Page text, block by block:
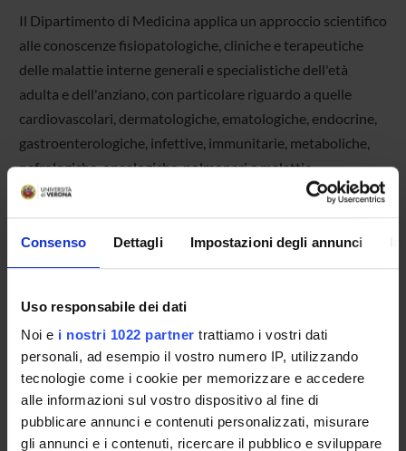
Consenso Dettagli Impostazioni degli annunci
Uso responsabile dei dati
Noi e i nostri 1022 partner trattiamo i vostri dati
personali, ad esempio il vostro numero IP, utilizzando
tecnologie come i cookie per memorizzare e accedere
alle informazioni sul vostro dispositivo al fine di
pubblicare annunci e contenuti personalizzati, misurare
gli annunci e i contenuti, ricercare il pubblico e sviluppare
Il Dipartimento di Medicina applica un approccio scientifico
alle conoscenze fisiopatologiche, cliniche e terapeutiche
delle malattie interne generali e specialistiche dell'età
adulta e dell'anziano, con particolare riguardo a quelle
cardiovascolari, dermatologiche, ematologiche, endocrine,
gastroenterologiche, infettive, immunitarie, metaboliche,
nefrologiche, oncologiche, polmonari e malattie
reumatologiche.
IL DIPARTIMENTO IN BREVE
Direttore
Prof. Domenico Girelli
Direttore Vicario
Prof. Flavio Luciano Ribichini